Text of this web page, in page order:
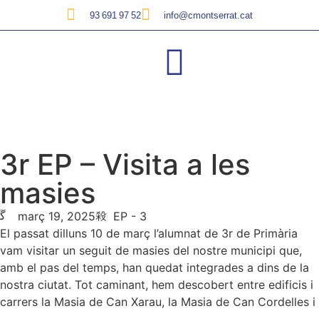
93 691 97 52 info@cmontserrat.cat
3r EP – Visita a les
masies
març 19, 2025
EP - 3
El passat dilluns 10 de març l’alumnat de 3r de Primària
vam visitar un seguit de masies del nostre municipi que,
amb el pas del temps, han quedat integrades a dins de la
nostra ciutat. Tot caminant, hem descobert entre edificis i
carrers la Masia de Can Xarau, la Masia de Can Cordelles i